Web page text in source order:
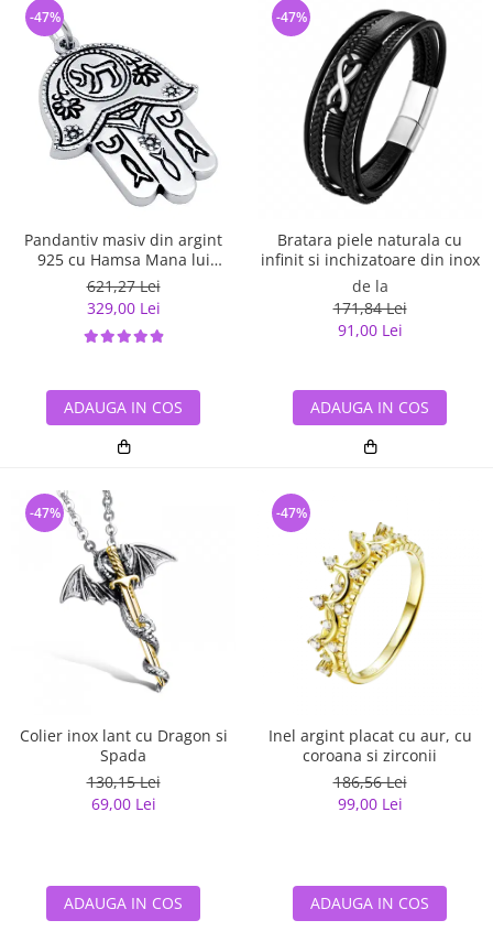
Pandantiv masiv din argint
925 cu Hamsa Mana lui
Fatima
621,27 Lei
329,00 Lei
-47%
ADAUGA IN COS
Bratara piele naturala cu
infinit si inchizatoare din inox
de la
171,84 Lei
91,00 Lei
-47%
ADAUGA IN COS
Colier inox lant cu Dragon si
Spada
130,15 Lei
69,00 Lei
-47%
ADAUGA IN COS
Inel argint placat cu aur, cu
coroana si zirconii
186,56 Lei
99,00 Lei
-47%
ADAUGA IN COS